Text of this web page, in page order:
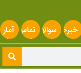
خبرخوانسوالات
متداول
تماس
با ما
آمار